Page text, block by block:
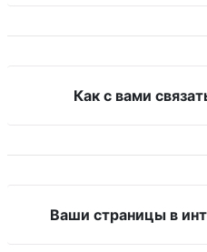
Как с вами
Ваши страницы в